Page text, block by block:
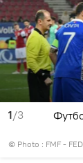
1/3
© Photo : FMF -